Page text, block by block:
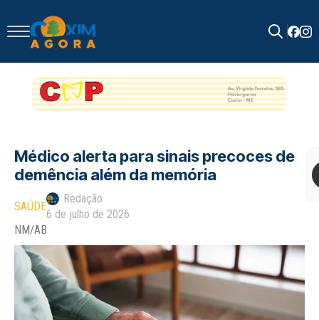
for:
Médico alerta para sinais precoces de
demência além da memória
SAÚDE
Redação
6 de julho de 2026
NM/AB